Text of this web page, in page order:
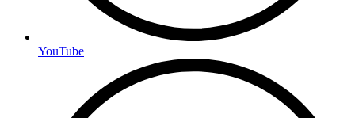
YouTube